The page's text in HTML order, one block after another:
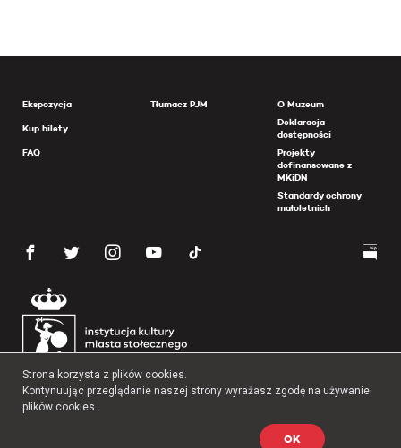
Ekspozycja
Kup bilety
FAQ
Tłumacz PJM
O Muzeum
Deklaracja
dostępności
Projekty
dofinansowane z
MKiDN
Standardy ochrony
małoletnich
Copyright 2026 Muzeum Powstania Warszawskiego
Strona korzysta z plików cookies.
Kontynuując przeglądanie naszej strony wyrażasz zgodę na używanie
plików cookies.
OK